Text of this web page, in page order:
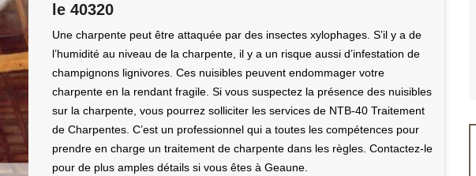
le 40320
Une charpente peut être attaquée par des insectes xylophages. S’il y a de
l’humidité au niveau de la charpente, il y a un risque aussi d’infestation de
champignons lignivores. Ces nuisibles peuvent endommager votre
charpente en la rendant fragile. Si vous suspectez la présence des nuisibles
sur la charpente, vous pourrez solliciter les services de NTB-40 Traitement
de Charpentes. C’est un professionnel qui a toutes les compétences pour
prendre en charge un traitement de charpente dans les règles. Contactez-le
pour de plus amples détails si vous êtes à Geaune.